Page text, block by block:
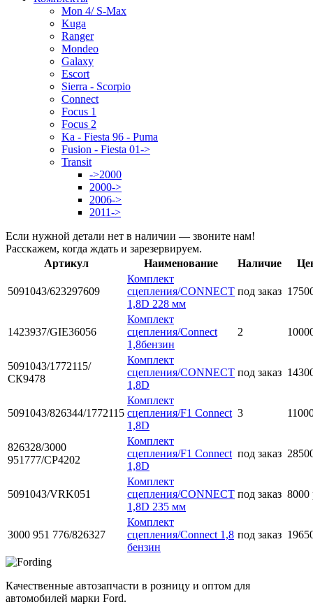
Mon 4/ S-Max
Kuga
Ranger
Mondeo
Galaxy
Escort
Sierra - Scorpio
Connect
Focus 1
Focus 2
Ka - Fiesta 96 - Puma
Fusion - Fiesta 01->
Transit
->2000
2000->
2006->
2011->
Если нужной детали нет в наличии — звоните нам!
Расскажем, когда ждать и зарезервируем.
Артикул
Наименование Наличие
5091043/623297609
Комплект
сцепления/CONNECT
1,8D 228 мм
под заказ
1423937/GIE36056
Комплект
сцепления/Connect
1,8бензин
2
5091043/1772115/
СК9478
Комплект
сцепления/CONNECT
1,8D
под заказ
5091043/826344/1772115
Комплект
сцепления/F1 Connect
1,8D
3
826328/3000
951777/CP4202
Комплект
сцепления/F1 Connect
1,8D
под заказ
5091043/VRK051
Комплект
сцепления/CONNECT
1,8D 235 мм
под заказ 8000
3000 951 776/826327
Комплект
сцепления/Connect 1,8
бензин
под заказ
Качественные автозапчасти в розницу и оптом для
автомобилей марки Ford.